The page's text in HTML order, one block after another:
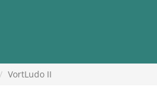
VortLudo II